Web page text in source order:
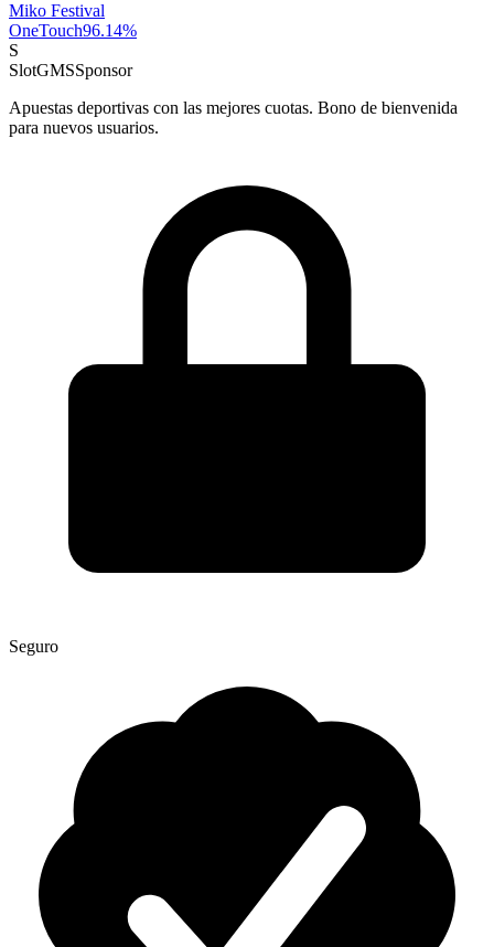
Miko Festival
OneTouch96.14%
S
SlotGMSSponsor
Apuestas deportivas con las mejores cuotas. Bono de bienvenida
para nuevos usuarios.
Seguro